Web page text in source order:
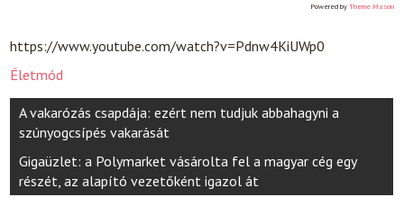
Powered by Theme Mason
https://www.youtube.com/watch?v=Pdnw4KiUWp0
Életmód
Post
navigation
A vakarózás csapdája: ezért nem tudjuk abbahagyni a
szúnyogcsípés vakarását
Gigaüzlet: a Polymarket vásárolta fel a magyar cég egy
részét, az alapító vezetőként igazol át